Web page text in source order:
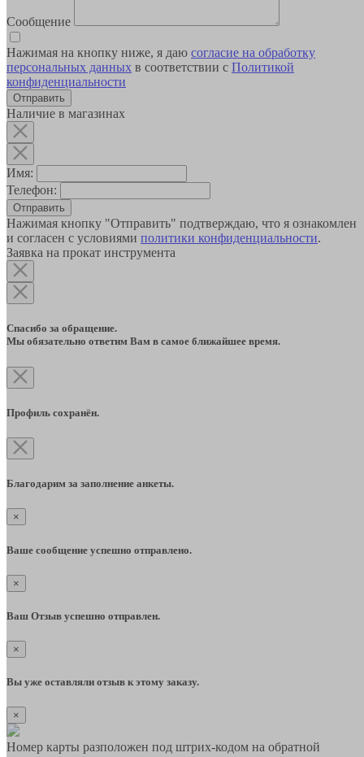
Сообщение
Нажимая на кнопку ниже, я даю согласие на обработку
персональных данных в соответствии с Политикой
конфиденциальности
Наличие в магазинах
Имя:
Телефон:
Отправить
Нажимая кнопку "Отправить" подтверждаю, что я ознакомлен
и согласен с условиями политики конфиденциальности.
Заявка на прокат инструмента
Спасибо за обращение.
Мы обязательно ответим Вам в самое ближайшее время.
Профиль сохранён.
Благодарим за заполнение анкеты.
×
Ваше сообщение успешно отправлено.
×
Ваш Отзыв успешно отправлен.
×
Вы уже оставляли отзыв к этому заказу.
×
Номер карты разположен под штрих-кодом на обратной